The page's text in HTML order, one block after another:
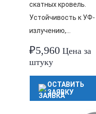
скатных кровель.
Устойчивость к УФ-
излучению,…
₽5,960 Цена за
штуку
ОСТАВИТЬ
ЗАЯВКУ